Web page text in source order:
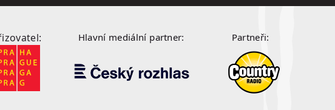
Hlavní mediální partner: Partneři: